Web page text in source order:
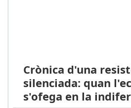
Crònica d'una
silenciada: quan
s'ofega en la